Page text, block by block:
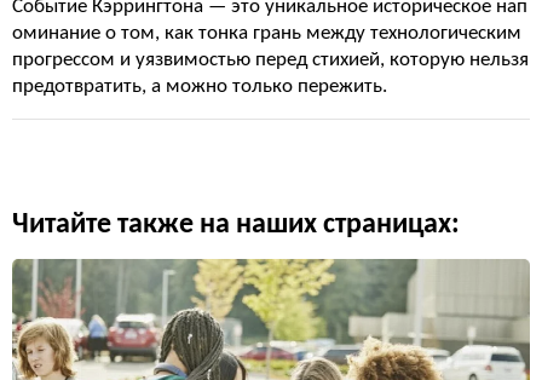
Событие Кэррингтона — это уникальное историческое нап
оминание о том, как тонка грань между технологическим
прогрессом и уязвимостью перед стихией, которую нельзя
предотвратить, а можно только пережить.
Читайте также на наших страницах: